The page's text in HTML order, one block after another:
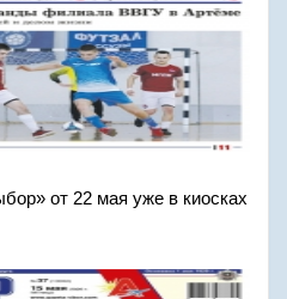
от 22 мая уже в киосках